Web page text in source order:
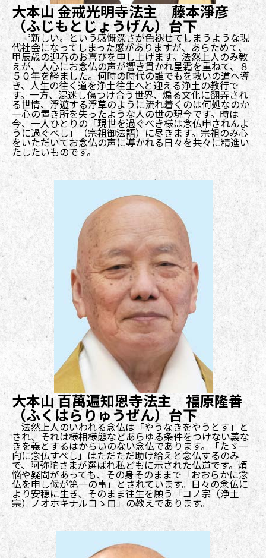
大本山 金戒光明寺法主 藤本淨彦
（ふじもとじょうげん）台下
〝新しい〟という感慨深さが色褪せてしまうような現
代社会になってしまった感がありますが、あらためて、
甲辰歳の迎春のお喜びを申し上げます。法然上人のみ教
えが、人心にお念仏の声が響き貫かれ星霜を重ねて、８
５０年を経ました。何時の時代の誰でもを救いの道へ導
き、人生の往く道を浄土往生へと迎える浄土の教行で
す。一方、混迷し傷つけ合う世界、煽る文化に翻弄され
る世情、浮遊する浮草のように流れ着くのは何処なのか
―心の置き所を失ったような人の世の現今です。時は
今、一人ひとりの「現世を過ぐべき様は念仏申されんよ
うに過ぐべし」（宗祖御法語）に尽きます。宗祖のみ心
をいただいてお念仏の声に導かれる日々を共々に精進い
たしたいものです。
大本山 百萬遍知恩寺法主 福原隆善
（ふくはらりゅうぜん）台下
法然上人のいわれる念仏は「やうなきをやうとす」と
され、それは様相様態などあらゆる条件をつけない義な
きを義とするはからいのない念仏であります。「たゞ一
向に念仏すべし」はただただ助け給えと念仏するのみ
で、阿弥陀さまが選ばれ私どもに示された仏道です。煩
悩や疑問があっても、その身そのままで「おおらかに念
仏を申し候が第一の事」とされています。日々の念仏に
より安穏に生き、そのまま往生を願う「コノ宗（浄土
宗）ノオホキナルコゝロ」の教えであります。